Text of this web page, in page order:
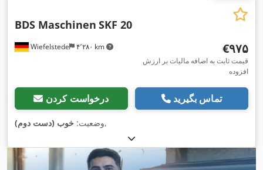
Wiefelstede ۴٬۲۸۰ km
BDS Maschinen SKF 20
‎€۹۷۵
قیمت ثابت به اضافه مالیات بر ارزش
افزوده
درخواست کردن تماس بگیرید
وضعیت: خوب (دست دوم) ,